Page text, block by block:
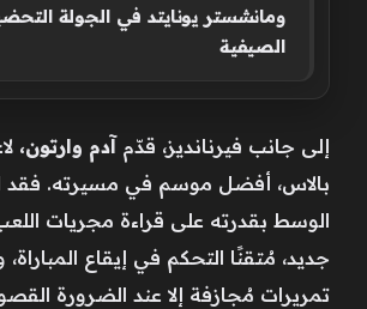
ومانشستر يونايتد في الجولة
الصيفية
إلى جانب فيرنانديز، قدّم آدم وارتون،
بالاس، أفضل موسم في مسيرته. فقد
الوسط بقدرته على قراءة مجريات
جديد، مُتقنًا التحكم في إيقاع المباراة،
تمريرات مُجازفة إلا عند الضرورة